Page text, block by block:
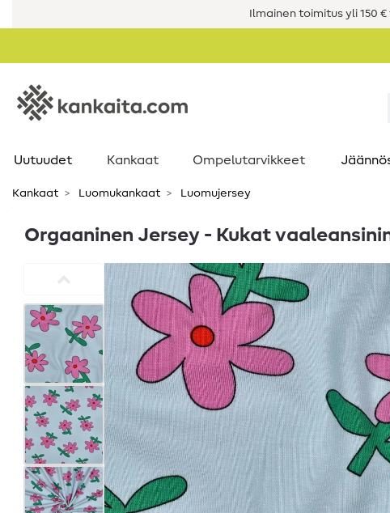
Ilmainen toimitus yli 150
Uutuudet Kankaat Ompelutarvikkeet
Kankaat Luomukankaat Luomujersey
Orgaaninen Jersey - Kukat